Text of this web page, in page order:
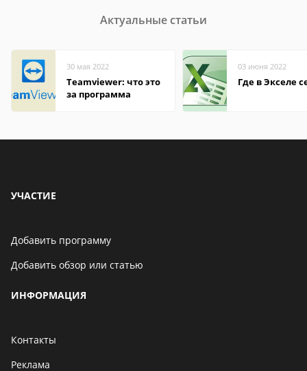
Актуальные статьи
30 мая 2022
Teamviewer: что это
за программа
03 июня 2022
Где в Экселе
УЧАСТИЕ
Добавить программу
Добавить обзор или статью
ИНФОРМАЦИЯ
Контакты
Реклама